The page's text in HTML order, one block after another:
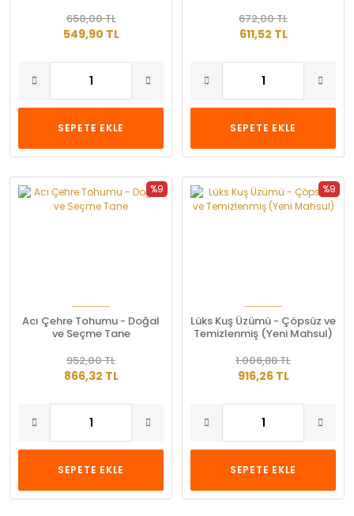
549,90 TL
650,00 TL
SEPETE EKLE
611,52 TL
672,00 TL
SEPETE EKLE
%9
Acı Çehre Tohumu - Doğal
ve Seçme Tane
866,32 TL
952,00 TL
SEPETE EKLE
%9
Lüks Kuş Üzümü - Çöpsüz ve
Temizlenmiş (Yeni Mahsul)
916,26 TL
1.006,88 TL
SEPETE EKLE